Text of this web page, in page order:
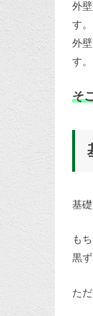
外
す。
外
す。
そ
基
も
黒
た